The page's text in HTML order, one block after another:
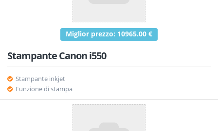
Miglior prezzo: 10965.00 €
Stampante Canon i550
Stampante inkjet
Funzione di stampa